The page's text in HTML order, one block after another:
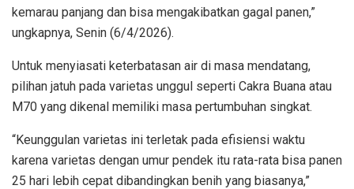
kemarau panjang dan bisa mengakibatkan gagal panen,”
ungkapnya, Senin (6/4/2026).
Untuk menyiasati keterbatasan air di masa mendatang,
pilihan jatuh pada varietas unggul seperti Cakra Buana atau
M70 yang dikenal memiliki masa pertumbuhan singkat.
“Keunggulan varietas ini terletak pada efisiensi waktu
karena varietas dengan umur pendek itu rata-rata bisa panen
25 hari lebih cepat dibandingkan benih yang biasanya,”